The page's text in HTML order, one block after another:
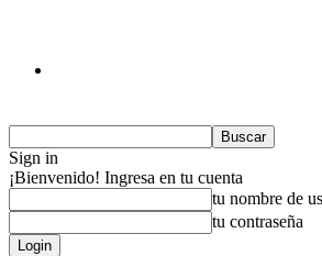
Sign in
¡Bienvenido! Ingresa en tu cuenta
tu nombre de
tu contraseña